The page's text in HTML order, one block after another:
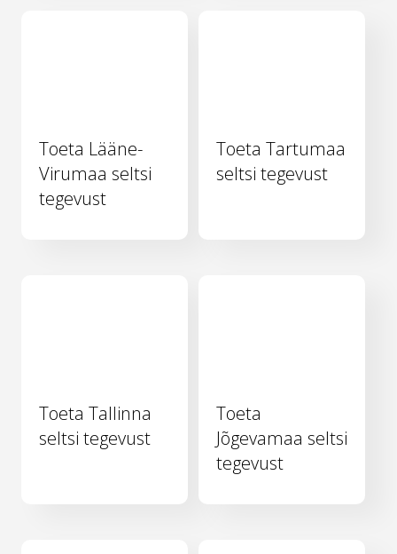
Toeta Lääne-
Virumaa seltsi
tegevust
Toeta Tartumaa
seltsi tegevust
Toeta Tallinna
seltsi tegevust
Toeta
Jõgevamaa seltsi
tegevust